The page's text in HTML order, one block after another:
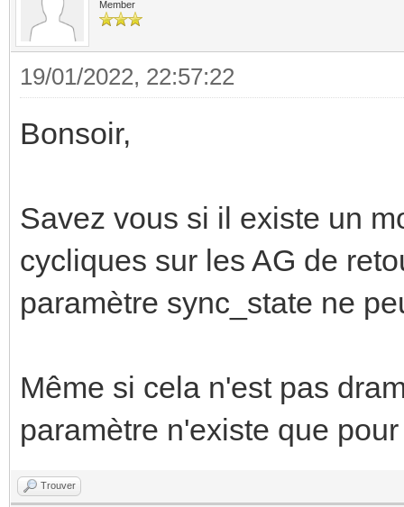
Member
19/01/2022, 22:57:22
Bonsoir,
Savez vous si il existe un
cycliques sur les AG de
paramètre sync_state ne
Même si cela n'est pas
paramètre n'existe que
Trouver